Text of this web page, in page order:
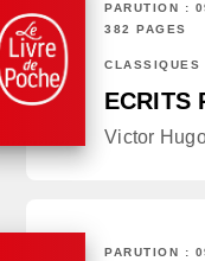
PARUTION :
382 PAGES
CLASSIQUES
ECRITS
Victor
PARUTION :